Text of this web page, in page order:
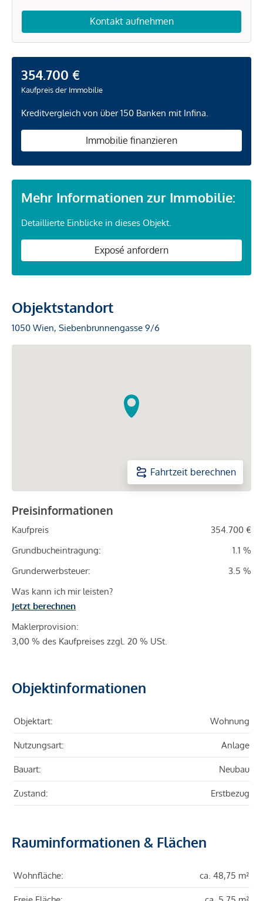
Kontakt aufnehmen
354.700 €
Kaufpreis der Immobilie
Kreditvergleich von über 150 Banken mit Infina.
Immobilie finanzieren
Mehr Informationen zur Immobilie:
Detaillierte Einblicke in dieses Objekt.
Exposé anfordern
Objektstandort
1050 Wien, Siebenbrunnengasse 9/6
Fahrtzeit berechnen
Preisinformationen
Kaufpreis
354.700 €
Grundbucheintragung:
1.1 %
Grunderwerbsteuer:
3.5 %
Was kann ich mir leisten?
Jetzt berechnen
Maklerprovision:
3,00 % des Kaufpreises zzgl. 20 % USt.
Objektinformationen
Objektart: Wohnung
Nutzungsart: Anlage
Bauart: Neubau
Zustand: Erstbezug
Rauminformationen & Flächen
Wohnfläche: ca. 48,75 m²